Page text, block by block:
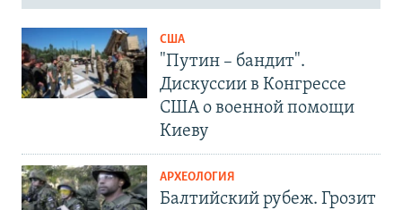
США
"Путин – бандит".
Дискуссии в Конгрессе
США о военной помощи
Киеву
АРХЕОЛОГИЯ
Балтийский рубеж. Грозит